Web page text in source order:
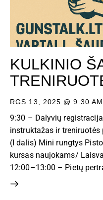
KULKINIO
RGS 13, 2025 @ 9:30 AM
9:30 – Dalyvių
instruktažas ir
(I dalis) Mini rungtys
kursas naujokams/
12:00–13:00 – Pietų